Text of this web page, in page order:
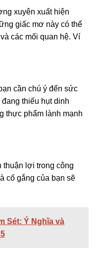
xuyên xuất hiện
giấc mơ này có thể
các mối quan hệ. Ví
cần chú ý đến sức
thiếu hụt dinh
thực phẩm lành mạnh
thuận lợi trong công
cố gắng của bạn sẽ
Sét: Ý Nghĩa và